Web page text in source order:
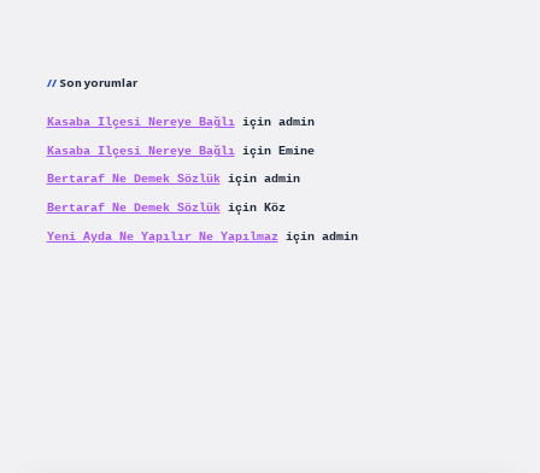
Son yorumlar
Kasaba Ilçesi Nereye Bağlıiçin admin
Kasaba Ilçesi Nereye Bağlıiçin Emine
Bertaraf Ne Demek Sözlükiçin admin
Bertaraf Ne Demek Sözlükiçin Köz
Yeni Ayda Ne Yapılır Ne Yapılmaziçin admin